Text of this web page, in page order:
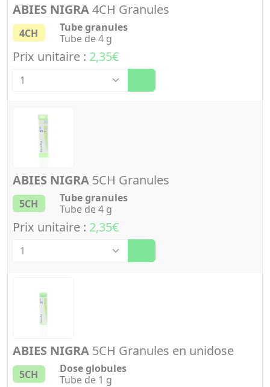
ABIES NIGRA4CH Granules
4CH
Tube granules
Tube de 4 g
Prix unitaire : 2,35€
ABIES NIGRA 5CH Granules
5CH
Tube granules
Tube de 4 g
Prix unitaire : 2,35€
ABIES NIGRA 5CH Granules en unidose
5CH
Dose globules
Tube de 1 g